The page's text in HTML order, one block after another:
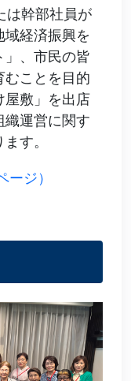
は幹部社員が
経済振興を
」、市民の皆
ことを目的
屋敷」を出店
織運営に関す
す。
ジ）